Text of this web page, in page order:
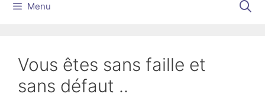
Menu
Vous êtes sans faille et
sans défaut ..